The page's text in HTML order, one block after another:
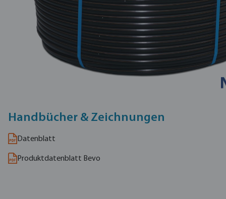
Handbücher & Zeichnungen
Datenblatt
Produktdatenblatt Bevo